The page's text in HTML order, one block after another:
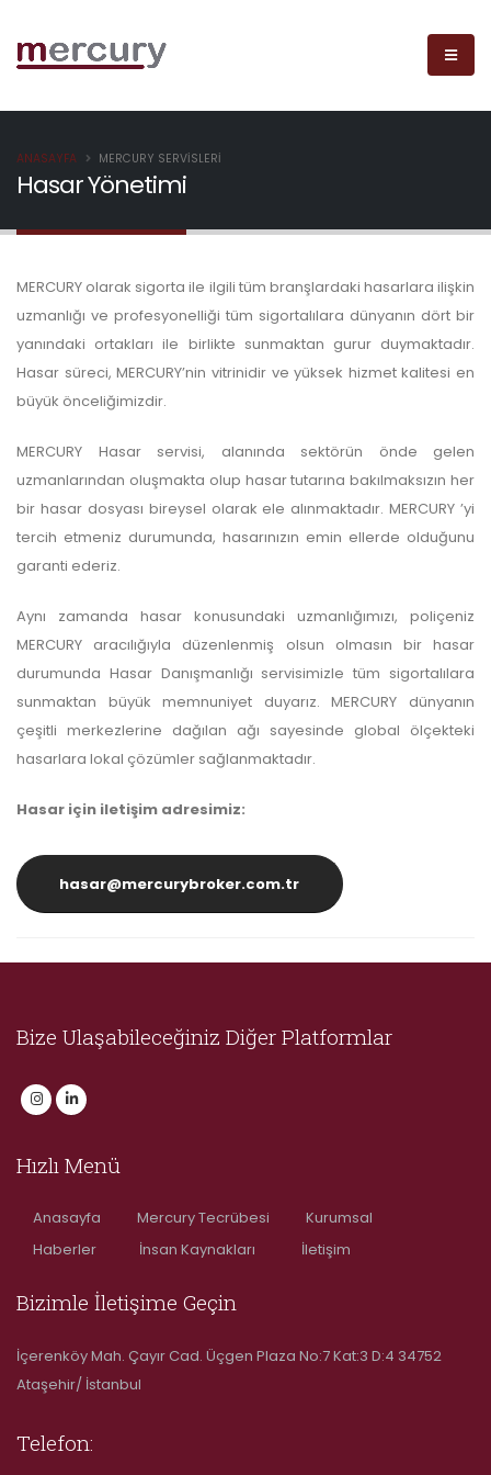
Hasar Yönetimi
ANASAYFA MERCURY SERVISLERI
MERCURY olarak sigorta ile ilgili tüm branşlardaki hasarlara ilişkin
uzmanlığı ve profesyonelliği tüm sigortalılara dünyanın dört bir
yanındaki ortakları ile birlikte sunmaktan gurur duymaktadır.
Hasar süreci, MERCURY’nin vitrinidir ve yüksek hizmet kalitesi en
büyük önceliğimizdir.
MERCURY Hasar servisi, alanında sektörün önde gelen
uzmanlarından oluşmakta olup hasar tutarına bakılmaksızın her
bir hasar dosyası bireysel olarak ele alınmaktadır. MERCURY ’yi
tercih etmeniz durumunda, hasarınızın emin ellerde olduğunu
garanti ederiz.
Aynı zamanda hasar konusundaki uzmanlığımızı, poliçeniz
MERCURY aracılığıyla düzenlenmiş olsun olmasın bir hasar
durumunda Hasar Danışmanlığı servisimizle tüm sigortalılara
sunmaktan büyük memnuniyet duyarız. MERCURY dünyanın
çeşitli merkezlerine dağılan ağı sayesinde global ölçekteki
hasarlara lokal çözümler sağlanmaktadır.
Hasar için iletişim adresimiz:
hasar@mercurybroker.com.tr
Bize Ulaşabileceğiniz Diğer Platformlar
Hızlı Menü
Anasayfa Mercury Tecrübesi
Kurumsal
Haberler
İnsan Kaynakları İletişim
Bizimle İletişime Geçin
İçerenköy Mah. Çayır Cad. Üçgen Plaza No:7 Kat:3 D:4 34752
Ataşehir/ İstanbul
Telefon: